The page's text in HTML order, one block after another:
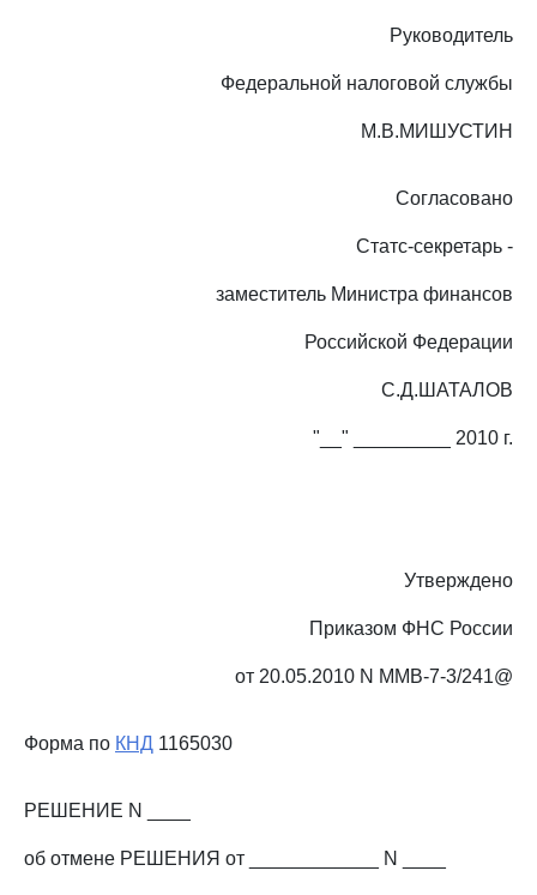
Руководитель
Федеральной налоговой службы
М.В.МИШУСТИН
Согласовано
Статс-секретарь -
заместитель Министра финансов
Российской Федерации
С.Д.ШАТАЛОВ
"__" _________ 2010 г.
Утверждено
Приказом ФНС России
от 20.05.2010 N ММВ-7-3/241@
Форма по КНД 1165030
РЕШЕНИЕ N ____
об отмене РЕШЕНИЯ от ____________ N ____